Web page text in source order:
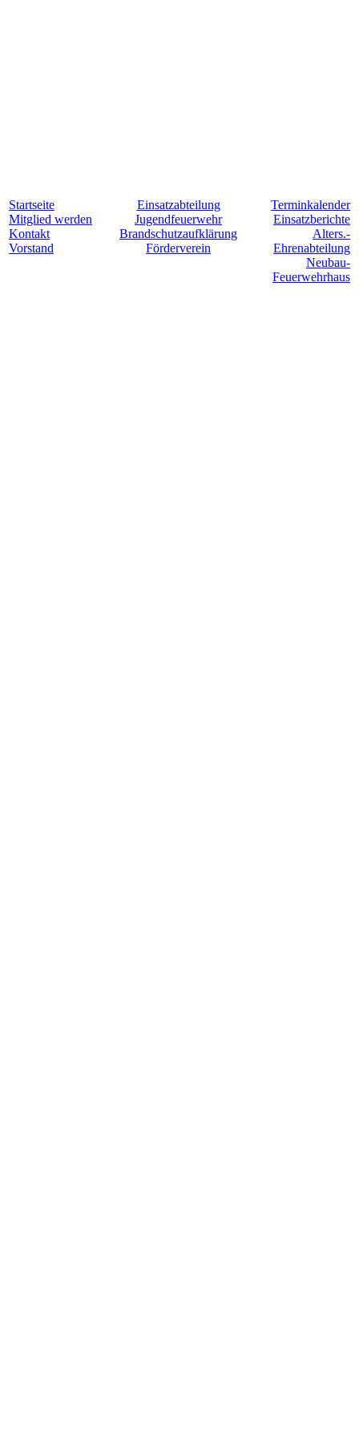
Startseite
Mitglied werden
Kontakt
Vorstand
Einsatzabteilung
Jugendfeuerwehr
Brandschutzaufklärung
Förderverein
Terminkalender
Einsatzberichte
Alters.-
Ehrenabteilung
Neubau-
Feuerwehrhaus